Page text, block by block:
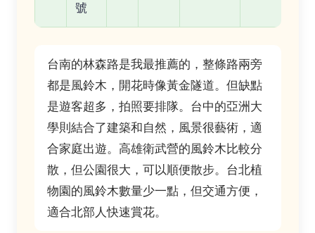
號
台南的林森路是我最推薦的，整條路兩旁
都是風鈴木，開花時像黃金隧道。但缺點
是遊客超多，拍照要排隊。台中的亞洲大
學則結合了建築和自然，風景很藝術，適
合家庭出遊。高雄衛武營的風鈴木比較分
散，但公園很大，可以順便散步。台北植
物園的風鈴木數量少一點，但交通方便，
適合北部人快速賞花。